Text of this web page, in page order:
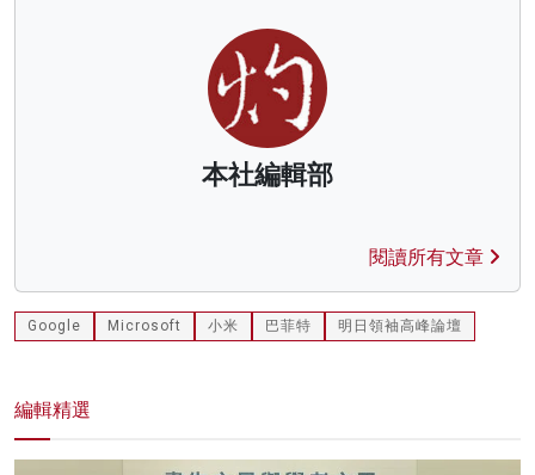
本社編輯部
閱讀所有文章
Google Microsoft 小米 巴菲特 明日領袖高峰論壇
編輯精選